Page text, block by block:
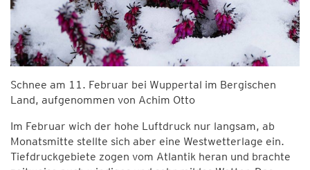
Schnee am 11. Februar bei Wuppertal im Bergischen
Land, aufgenommen von Achim Otto
Im Februar wich der hohe Luftdruck nur langsam, ab
Monatsmitte stellte sich aber eine Westwetterlage ein.
Tiefdruckgebiete zogen vom Atlantik heran und brachte